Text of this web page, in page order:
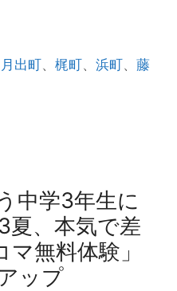
月出町、梶町、浜町、藤
中学3年生に
夏、本気で差
無料体験」
ップ